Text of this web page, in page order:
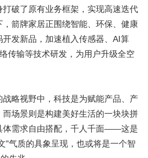
打破了原有业务框架，实现高速迭代
，箭牌家居正围绕智能、环保、健康
发新品，加速植入传感器、AI算
传输等技术研发，为用户升级全空
战略视野中，科技是为赋能产品、产
场景则是构建美好生活的一块块拼
体需求自由搭配，千人千面——这是
”气质的具象呈现，也或将是一个智